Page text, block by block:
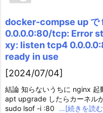
docker-compse up
0.0.0.0:80/tcp: Error
xy: listen tcp4
ready in use
[2024/07/04]
結論 知らないうちに nginx 起
apt upgrade したらカーネル
sudo lsof -i :80
…[続きを読